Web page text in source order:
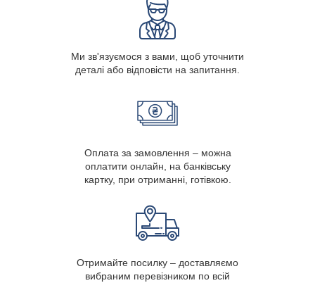
Ми зв'язуємося з вами, щоб уточнити
деталі або відповісти на запитання.
Оплата за замовлення – можна
оплатити онлайн, на банківську
картку, при отриманні, готівкою.
Отримайте посилку – доставляємо
вибраним перевізником по всій